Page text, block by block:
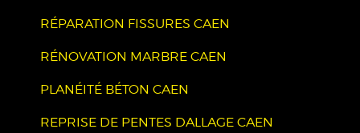
RÉPARATION FISSURES CAEN
RÉNOVATION MARBRE CAEN
PLANÉITÉ BÉTON CAEN
REPRISE DE PENTES DALLAGE CAEN